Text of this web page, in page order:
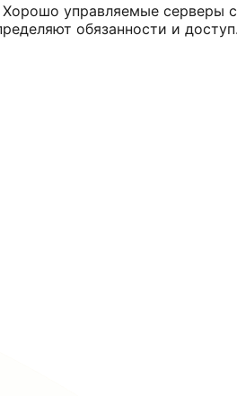
управляемые серверы
обязанности и доступ.